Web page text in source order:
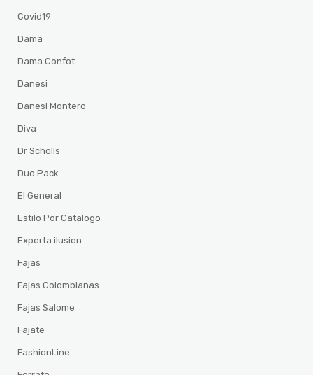
Covid19
Dama
Dama Confot
Danesi
Danesi Montero
Diva
Dr Scholls
Duo Pack
El General
Estilo Por Catalogo
Experta ilusion
Fajas
Fajas Colombianas
Fajas Salome
Fajate
FashionLine